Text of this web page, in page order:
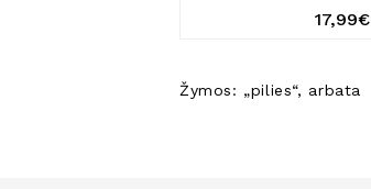
17,99€
Žymos: „pilies“, arbata